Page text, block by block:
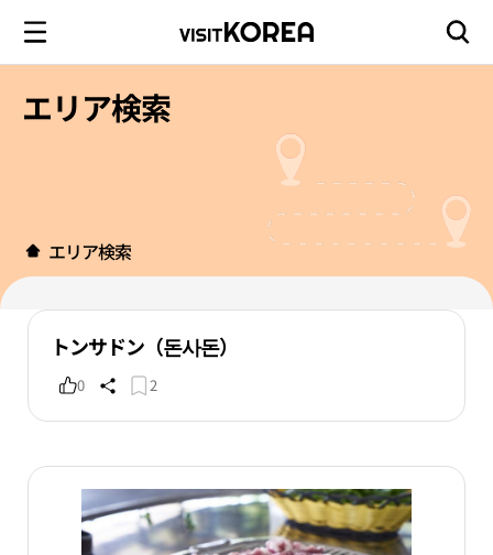
エリア検索
エリア検索
トンサドン（돈사돈）
0 2